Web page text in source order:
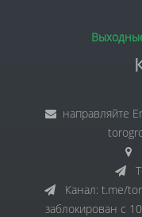
направляйте
Канал: t.me/
заблокирован с